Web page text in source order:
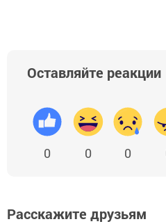
Оставляйте реакции
0 0 0
Расскажите друзьям